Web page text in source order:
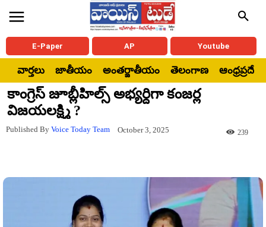
E-Paper AP Youtube
వార్తలు జాతీయం అంతర్జాతీయం తెలంగాణ ఆంధ్రప్రదేశ్
కాంగ్రెస్ జూబ్లీహిల్స్ అభ్యర్దిగా కంజర్ల
విజయలక్ష్మి ?
Published By Voice Today Team October 3, 2025 239